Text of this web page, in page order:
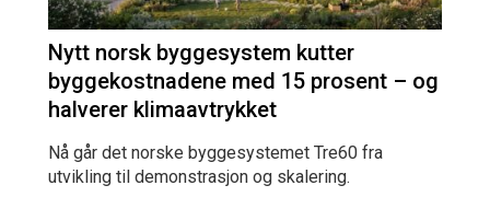
Nytt norsk byggesystem kutter
byggekostnadene med 15 prosent – og
halverer klimaavtrykket
Nå går det norske byggesystemet Tre60 fra
utvikling til demonstrasjon og skalering.